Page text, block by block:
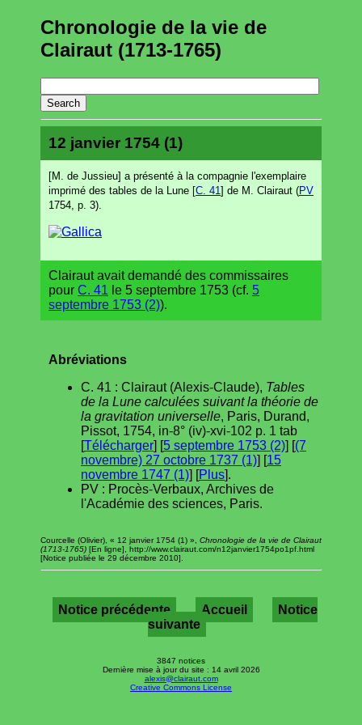
Chronologie de la vie de
Clairaut (1713-1765)
12 janvier 1754 (1)
[M. de Jussieu] a présenté à la compagnie l'exemplaire
imprimé des tables de la Lune [C. 41 ] de M. Clairaut (PV
1754, p. 3).
Clairaut avait demandé des commissaires
pour C. 41 le 5 septembre 1753 (cf. 5
septembre 1753 (2)).
Abréviations
C. 41 : Clairaut (Alexis-Claude), Tables
de la Lune calculées suivant la théorie de
la gravitation universelle, Paris, Durand,
Pissot, 1754, in-8° (iv)-xvi-102 p. 1 tab
[Télécharger] [5 septembre 1753 (2)] [(7
novembre) 27 octobre 1737 (1)] [15
novembre 1747 (1)] [Plus].
PV : Procès-Verbaux, Archives de
l'Académie des sciences, Paris.
Courcelle (Olivier), « 12 janvier 1754 (1) », Chronologie de la vie de Clairaut
(1713-1765) [En ligne], http://www.clairaut.com/n12janvier1754po1pf.html
[Notice publiée le 29 décembre 2010].
Notice précédente Accueil
Notice
suivante
3847 notices
Dernière mise à jour du site : 14 avril 2026
alexis@clairaut.com
Creative Commons License